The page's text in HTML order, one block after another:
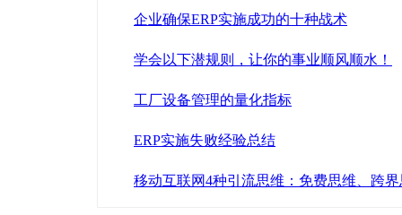
企业确保ERP实施成功的十种战术
学会以下潜规则，让你的事业顺风顺水！
工厂设备管理的量化指标
ERP实施失败经验总结
移动互联网4种引流思维：免费思维、跨